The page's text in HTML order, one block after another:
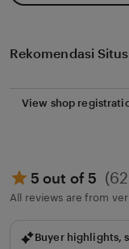
Rekomendasi
View shop
5 out of 5
All reviews are from
Buyer highlights,